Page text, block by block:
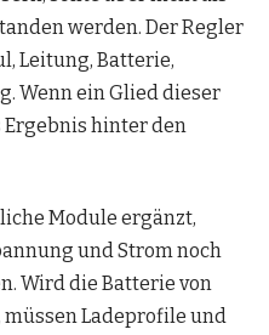
werden. Der Regler
Leitung, Batterie,
Wenn ein Glied dieser
hinter den
Module ergänzt,
und Strom noch
Wird die Batterie von
Ladeprofile und